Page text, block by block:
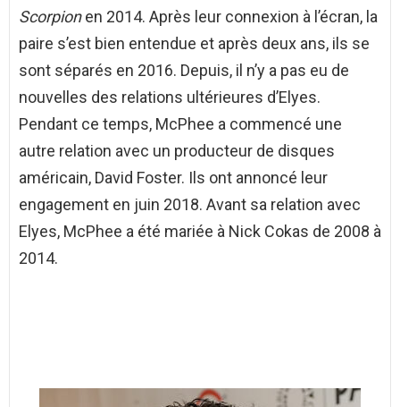
Scorpionen 2014. Après leur connexion à l’écran, la
paire s’est bien entendue et après deux ans, ils se
sont séparés en 2016. Depuis, il n’y a pas eu de
nouvelles des relations ultérieures d’Elyes.
Pendant ce temps, McPhee a commencé une
autre relation avec un producteur de disques
américain, David Foster. Ils ont annoncé leur
engagement en juin 2018. Avant sa relation avec
Elyes, McPhee a été mariée à Nick Cokas de 2008 à
2014.